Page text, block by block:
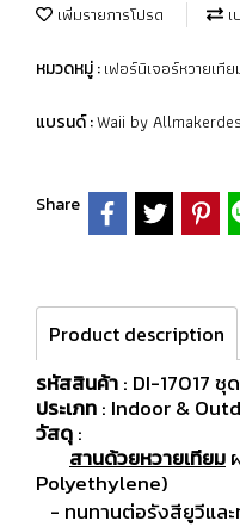
เพิ่มรายการโปรด
หมวดหมู่ :เฟอร์นิเจอร์หวายเทีย
แบรนด์ :Waii by
Share
Product description
รหัสสินค้า: DI-17017 ชุ
ประเภท: Indoor &
วัสดุ:
สานด้วยหวายเทียม
Polyethylene)
- ทนทานต่อรังสียูวีแล